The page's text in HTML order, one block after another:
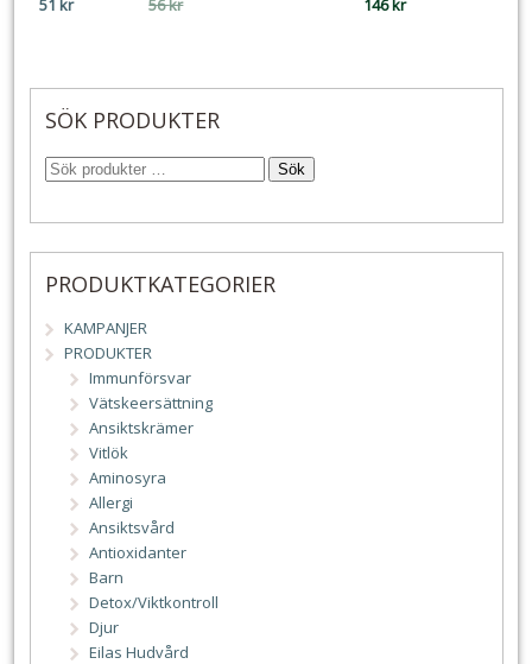
56kr
51 kr 146 kr
SÖK PRODUKTER
Sök
PRODUKTKATEGORIER
KAMPANJER
PRODUKTER
Immunförsvar
Vätskeersättning
Ansiktskrämer
Vitlök
Aminosyra
Allergi
Ansiktsvård
Antioxidanter
Barn
Detox/Viktkontroll
Djur
Eilas Hudvård